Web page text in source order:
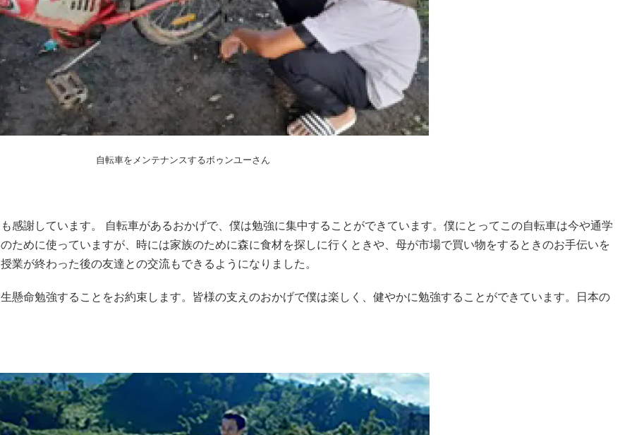
自転車をメンテナンスするボゥンユーさん
感謝しています。 自転車があるおかげで、僕は勉強に集中することができています。僕にとってこの自転車は今や通学
ために使っていますが、時には家族のために森に食材を探しに行くときや、母が市場で買い物をするときのお手伝いを
業が終わった後の友達との交流もできるようになりました。
懸命勉強することをお約束します。皆様の支えのおかげで僕は楽しく、健やかに勉強することができています。日本の